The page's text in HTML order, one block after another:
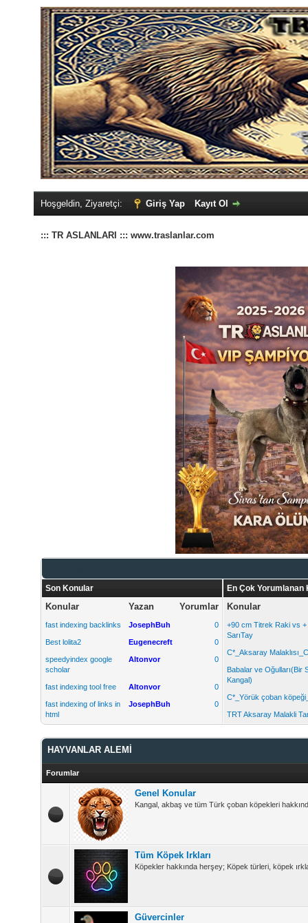
Hoşgeldin, Ziyaretçi: Giriş Yap Kayıt Ol
::: TR ASLANLARI ::: www.traslanlar.com
Son Konular
Konular Yazan Yorumlar
fast indexing backlinks JosephBuh 0
Best lolita2 Eugenecreft 0
speedyindex google
scholar
Altonvor 0
fast indexing tool free Altonvor 0
fast indexing of links in
html
JosephBuh 0
En Çok Yorumlanan
Konular
+90 cm Titrek Raki vs
SarıTay
C*_Aksaray
Babalar ve Oğulları(Bir
Kangal)
C*_Yörük çoban
TRT Aksaray Malakli
HAYVANLAR ALEMİ
Forumlar
Genel Konular
Kangal, akbaş ve tüm Türk çoban köpekleri
Tüm Köpek Irkları
Köpekler hakkında herşey; Köpek türleri, köpek
Güvercinler